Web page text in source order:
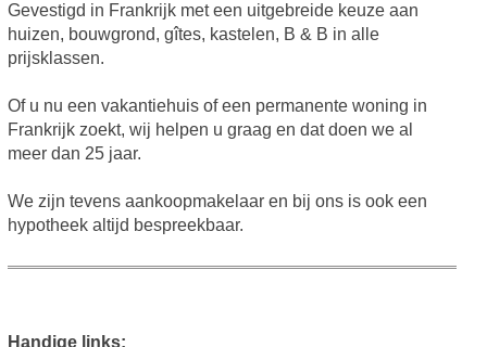
Gevestigd in Frankrijk met een uitgebreide keuze aan
huizen, bouwgrond, gîtes, kastelen, B & B in alle
prijsklassen.
Of u nu een vakantiehuis of een permanente woning in
Frankrijk zoekt, wij helpen u graag en dat doen we al
meer dan 25 jaar.
We zijn tevens aankoopmakelaar en bij ons is ook een
hypotheek altijd bespreekbaar.
Handige links: